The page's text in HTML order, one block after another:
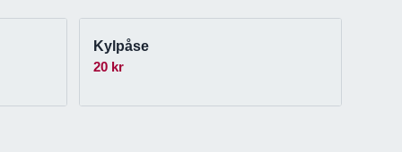
Kylpåse
20 kr